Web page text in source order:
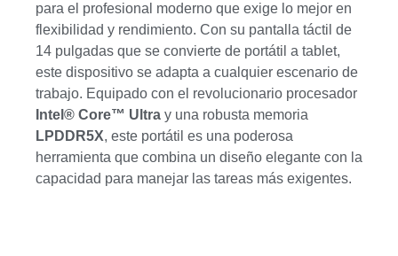
para el profesional moderno que exige lo mejor en
flexibilidad y rendimiento. Con su pantalla táctil de
14 pulgadas que se convierte de portátil a tablet,
este dispositivo se adapta a cualquier escenario de
trabajo. Equipado con el revolucionario procesador
Intel® Core™ Ultra y una robusta memoria
LPDDR5X, este portátil es una poderosa
herramienta que combina un diseño elegante con la
capacidad para manejar las tareas más exigentes.